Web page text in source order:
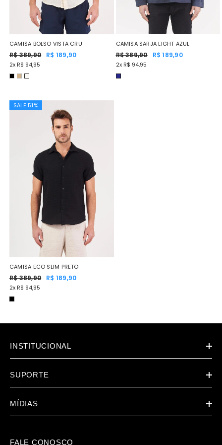
CAMISA BOLSO VISTA CRU
R$ 389,90 R$ 189,90
2x R$ 94,95
CAMISA SARJA LIGHT AZUL
R$ 389,90 R$ 189,90
2x R$ 94,95
SALE 51%
CAMISA ECO SLIM PRETO
R$ 389,90 R$ 189,90
2x R$ 94,95
INSTITUCIONAL
SUPORTE
MÍDIAS
FALE CONOSCO